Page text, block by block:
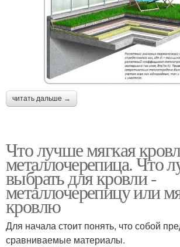
читать дальше →
Что лучше мягкая
металлочерепица. Что
выбрать для кровли -
металлочерепицу или
кровлю
Для начала стоит понять, что собой
сравниваемые материалы.